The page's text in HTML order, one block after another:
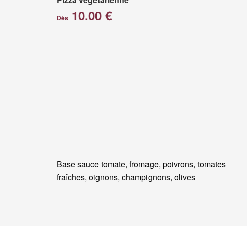
Dès10.00 €
Base sauce tomate, fromage, poivrons, tomates
fraîches, oignons, champignons, olives